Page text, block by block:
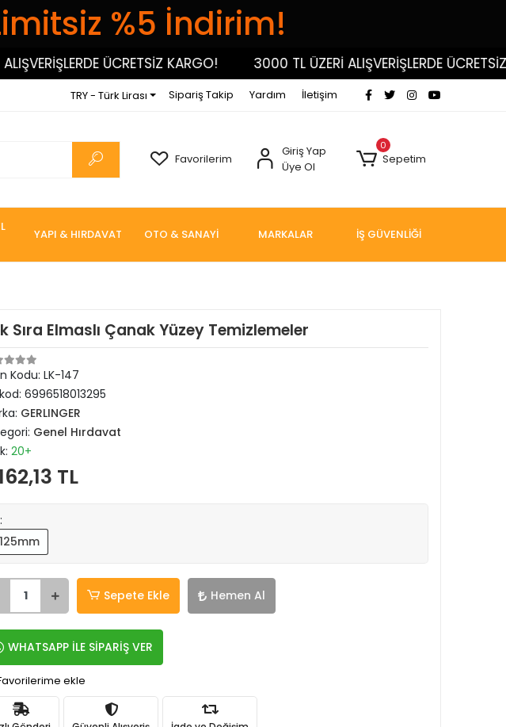
%5 İndirim!
ÜCRETSİZ KARGO! 3000 TL ÜZERİ ALIŞVERİŞLERDE ÜCRETSİZ
TRY - Türk Lirası Sipariş Takip Yardım İletişim
Favorilerim
Giriş Yap
Üye Ol
0
Sepetim
YAPI & HIRDAVAT OTO & SANAYİ MARKALAR İŞ GÜVENLİĞİ
Sıra Elmaslı Çanak Yüzey Temizlemeler
Kodu: LK-147
6996518013295
GERLINGER
Genel Hırdavat
20+
TL
125mm
Sepete Ekle Hemen Al
WHATSAPP İLE SİPARİŞ VER
ekle